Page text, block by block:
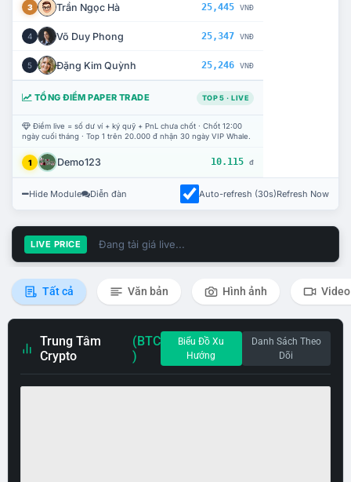
3 Trần Ngọc Hà 25,445 VNĐ
4 Võ Duy Phong 25,347 VNĐ
5 Đặng Kim Quỳnh 25,246 VNĐ
TỔNG ĐIỂM PAPER TRADE TOP 5 · LIVE
Điểm live = số dư ví + ký quỹ + PnL chưa chốt · Chốt 12:00
ngày cuối tháng · Top 1 trên 20.000 đ nhận 30 ngày VIP Whale.
1 Demo123 10.115 đ
Hide Module Diễn đàn Auto-refresh (30s)Refresh Now
LIVE PRICE Đang tải giá live...
Tất cả Văn bản Hình ảnh Video
Trung Tâm
Crypto
(BTC
)
Biểu Đồ Xu
Hướng
Danh Sách Theo
Dõi